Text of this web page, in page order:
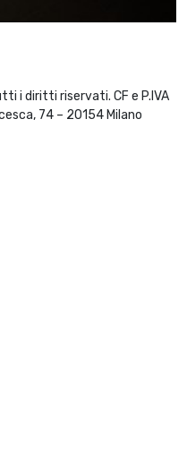
i diritti riservati. CF e P.IVA
74 – 20154 Milano